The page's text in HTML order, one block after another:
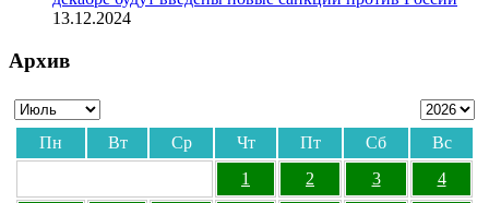
13.12.2024
Архив
Пн Вт Ср Чт Пт Сб
Вс
1
2 3 4